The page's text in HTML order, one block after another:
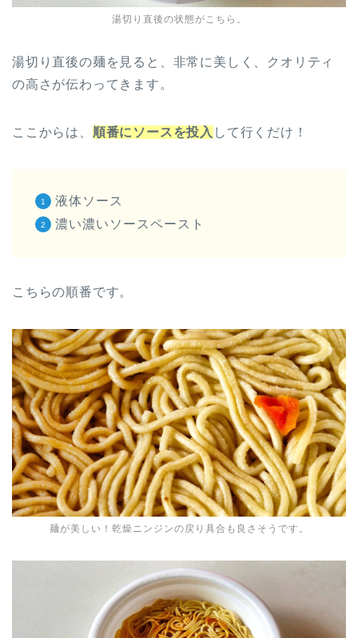
湯切り直後の状態がこちら。
湯切り直後の麺を見ると、非常に美しく、クオリティ
の高さが伝わってきます。
ここからは、 順番にソースを投入 して行くだけ！
液体ソース
濃い濃いソースペースト
こちらの順番です。
麺が美しい！乾燥ニンジンの戻り具合も良さそうです。